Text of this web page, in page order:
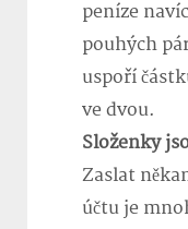
peníze
pouhých
uspoří
ve dvou.
Složenky
Zaslat
účtu je